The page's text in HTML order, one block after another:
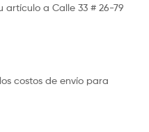
artículo a Calle 33 # 26-79
costos de envío para